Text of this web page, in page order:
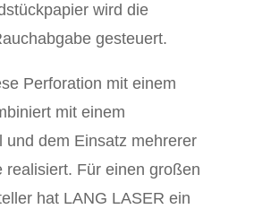
wird die
gesteuert.
Perforation mit einem
mit einem
und dem Einsatz mehrerer
realisiert. Für einen großen
hat LANG LASER ein